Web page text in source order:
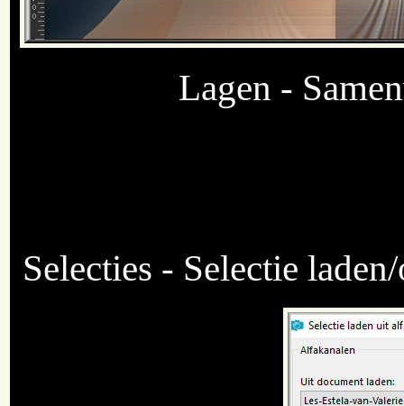
Lagen -
Selecties - Selectie